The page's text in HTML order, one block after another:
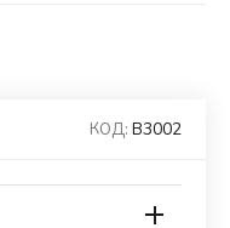
КОД: В3002